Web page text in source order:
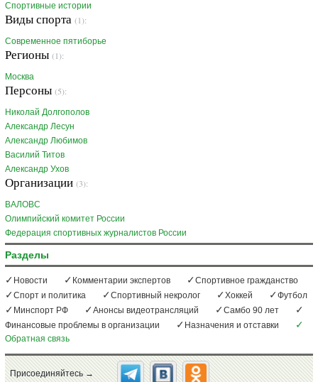
Спортивные истории
Виды спорта (1):
Современное пятиборье
Регионы (1):
Москва
Персоны (5):
Николай Долгополов
Александр Лесун
Александр Любимов
Василий Титов
Александр Ухов
Организации (3):
ВАЛОВС
Олимпийский комитет России
Федерация спортивных журналистов России
Разделы
Новости Комментарии экспертов
Спортивное гражданство
Спорт и политика
Спортивный некролог Хоккей
Футбол
Минспорт РФ
Анонсы видеотрансляций
Самбо 90 лет
Финансовые проблемы в организации
Назначения и отставки
Обратная связь
Присоединяйтесь →